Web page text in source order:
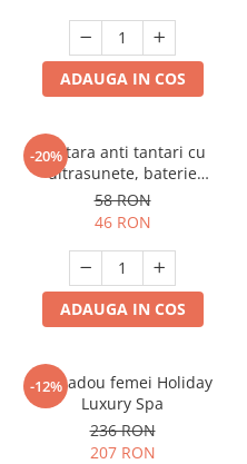
ADAUGA IN COS
-20%
Bratara anti tantari cu
ultrasunete, baterie
reincarcabila 90mAh
58 RON
46 RON
ADAUGA IN COS
-12%
Set cadou femei Holiday
Luxury Spa
236 RON
207 RON